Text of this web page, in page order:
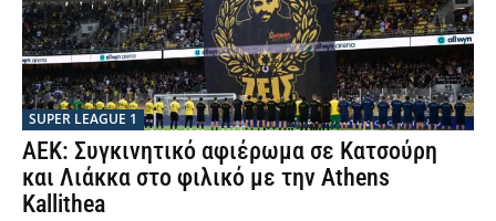
SUPER LEAGUE 1
ΑΕΚ: Συγκινητικό αφιέρωμα σε Κατσούρη
και Λιάκκα στο φιλικό με την Athens
Kallithea